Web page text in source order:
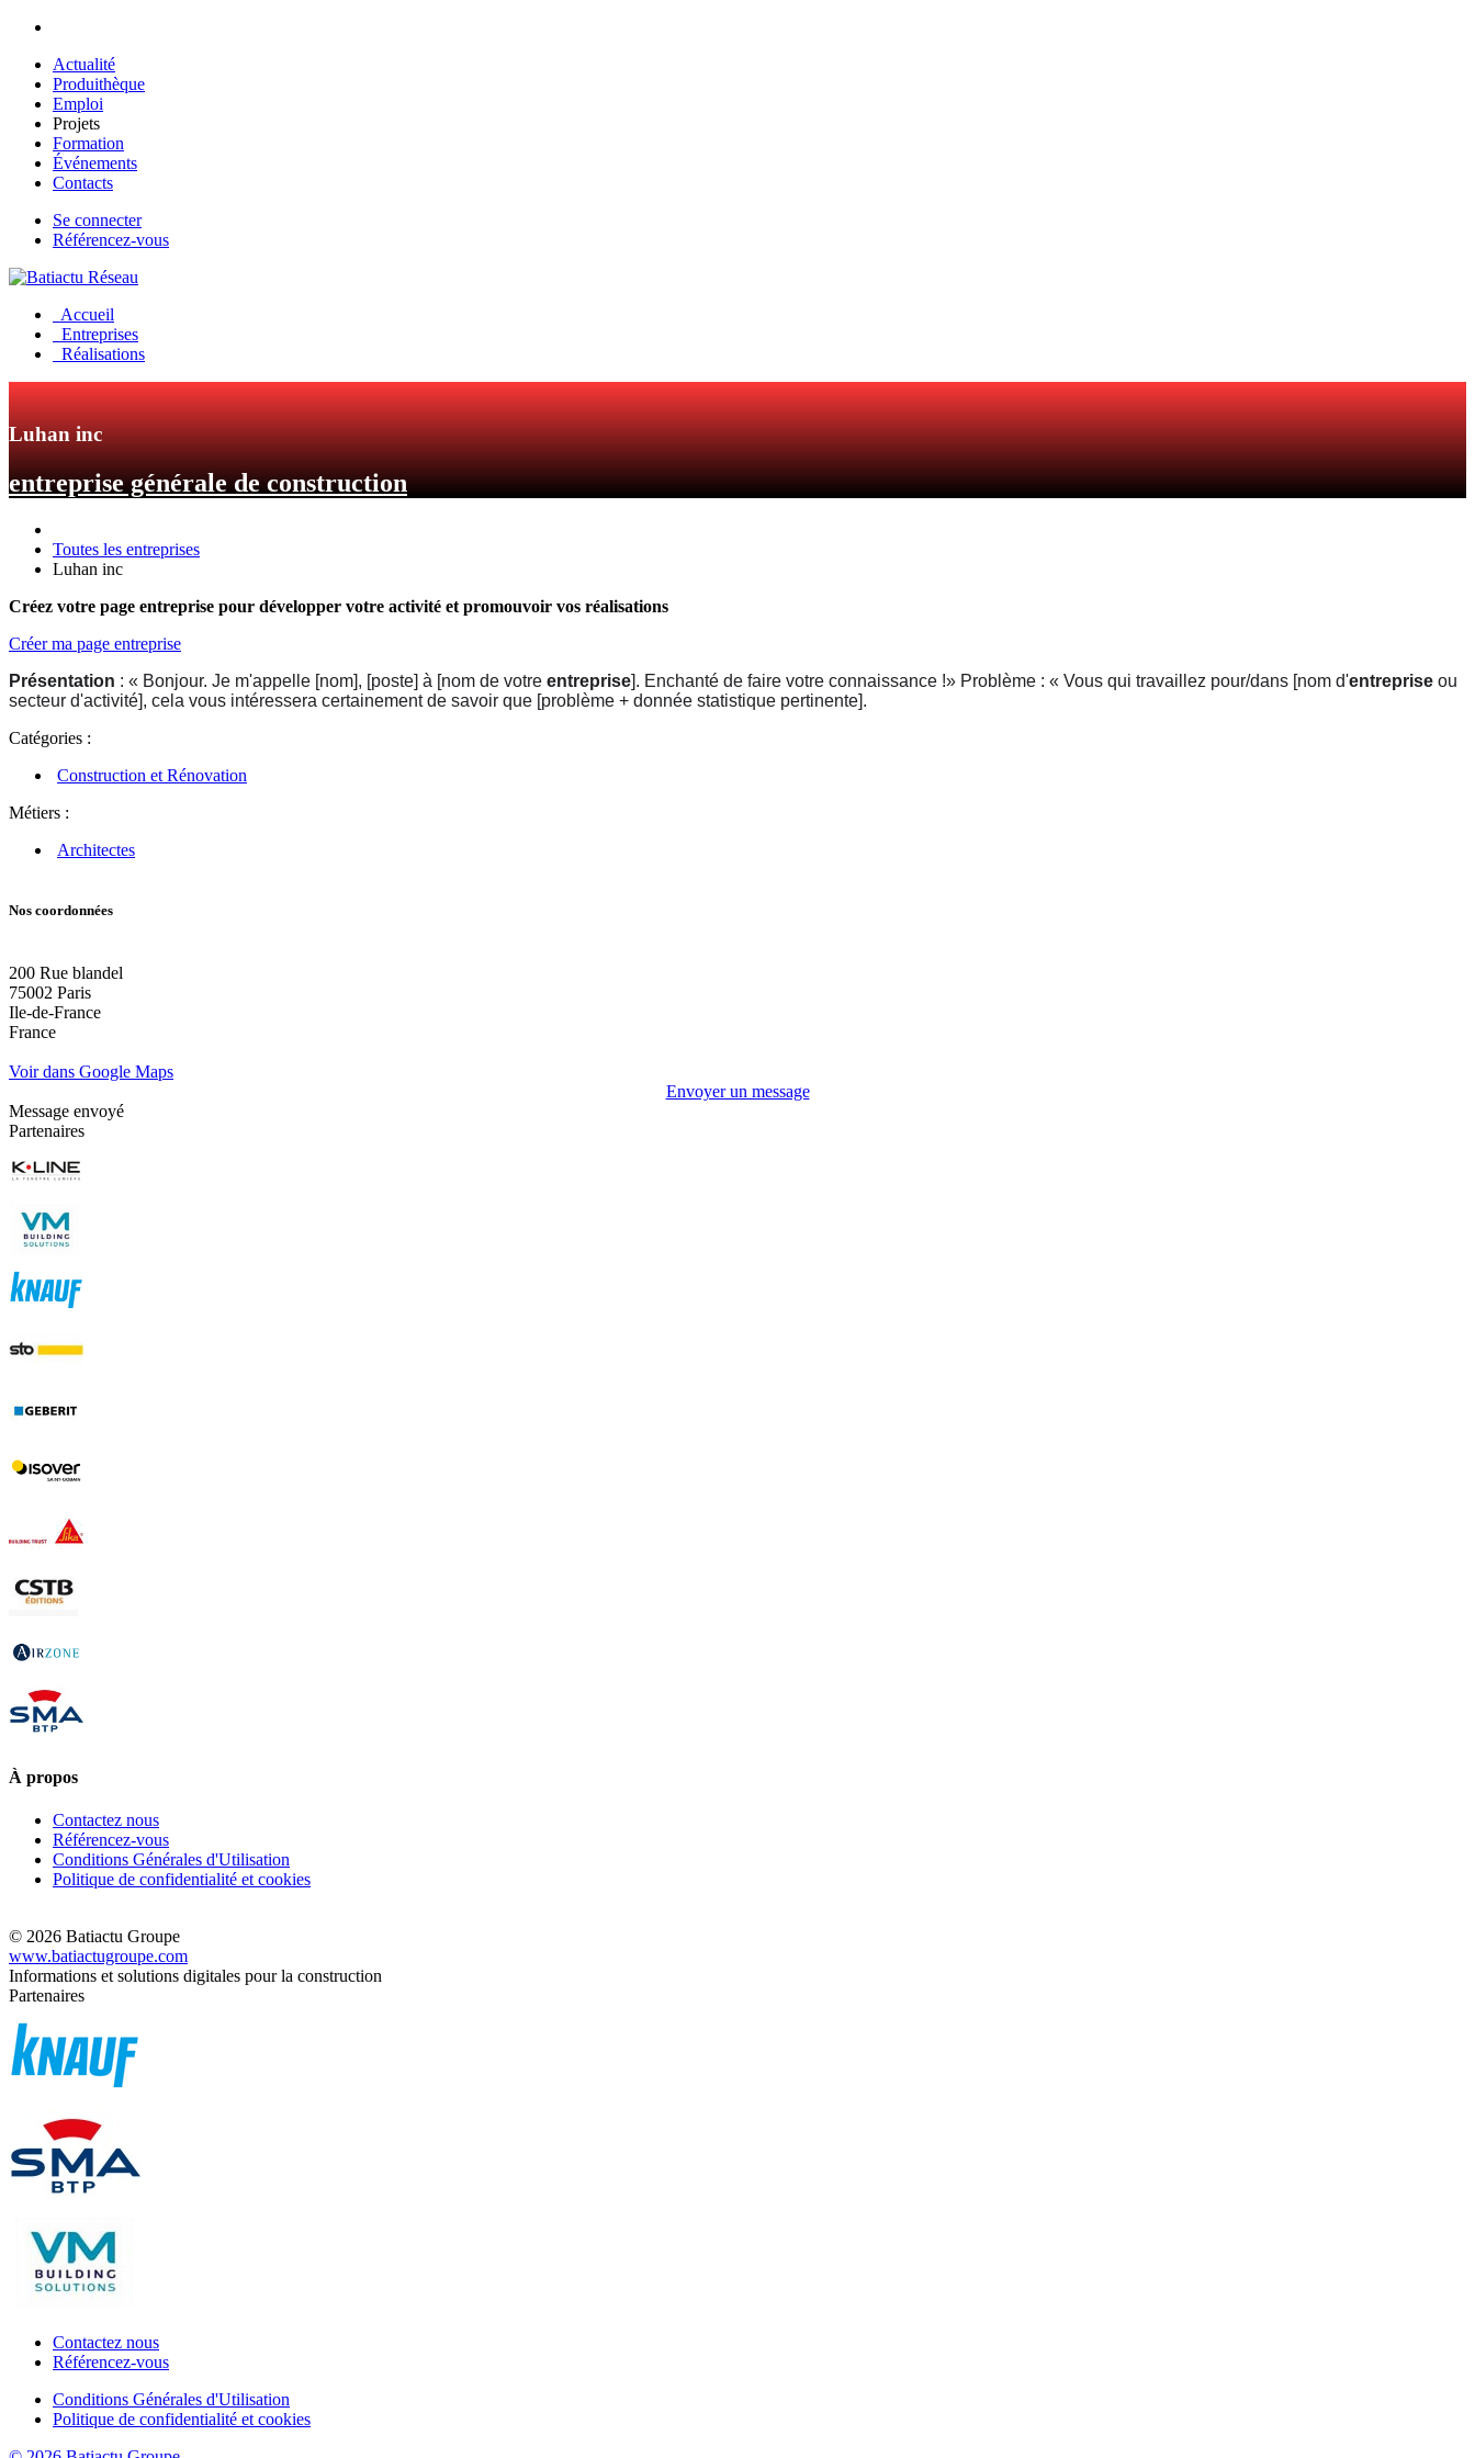
Aller au contenu principal
Actualité
Produithèque
Emploi
Projets
Formation
Événements
Contacts
Se connecter
Référencez-vous
Accueil
Entreprises
Réalisations
Luhan inc
entreprise générale de construction
Toutes les entreprises
Luhan inc
Créez votre page entreprise pour développer votre activité et promouvoir vos réalisations
Créer ma page entreprise
Présentation : « Bonjour. Je m'appelle [nom], [poste] à [nom de votre entreprise]. Enchanté de faire votre connaissance !» Problème : « Vous qui travaillez pour/dans [nom d'entreprise ou
secteur d'activité], cela vous intéressera certainement de savoir que [problème + donnée statistique pertinente].
Catégories :
Construction et Rénovation
Métiers :
Architectes
Nos coordonnées
200 Rue blandel
75002 Paris
Ile-de-France
France
Voir dans Google Maps
Envoyer un message
Message envoyé
Partenaires
À propos
Contactez nous
Référencez-vous
Conditions Générales d'Utilisation
Politique de confidentialité et cookies
© 2026 Batiactu Groupe
www.batiactugroupe.com
Informations et solutions digitales pour la construction
Partenaires
Contactez nous
Référencez-vous
Conditions Générales d'Utilisation
Politique de confidentialité et cookies